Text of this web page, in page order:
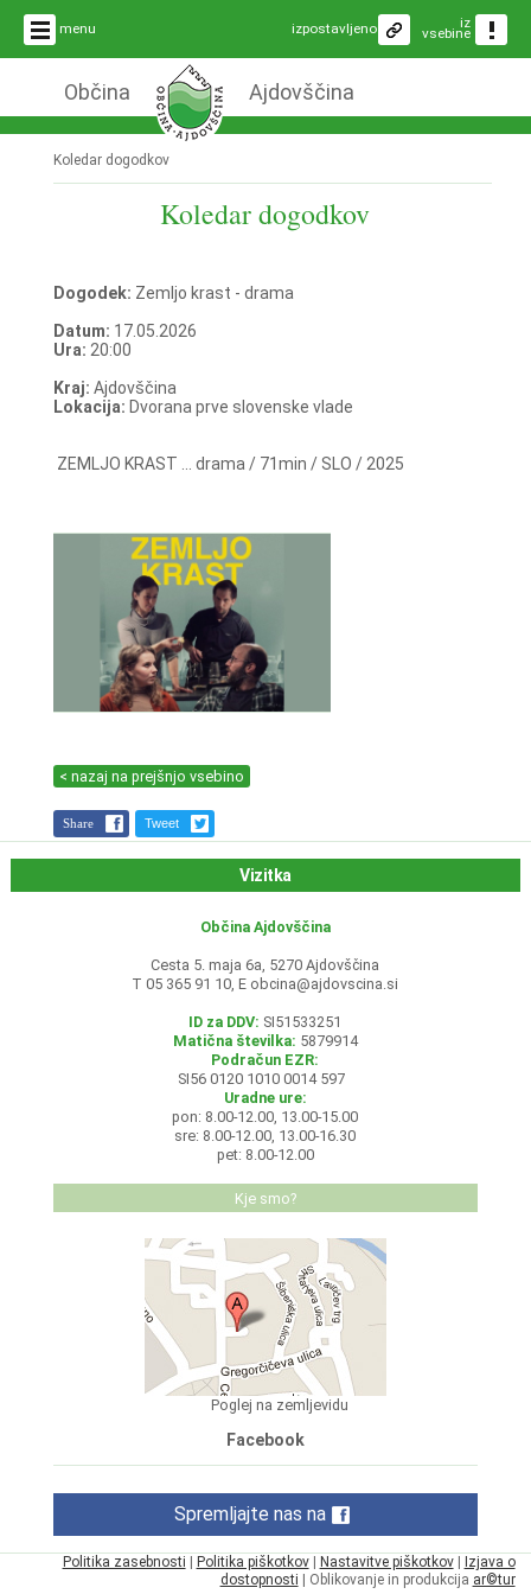
menu iz
vsebine
izpostavljeno
Občina Ajdovščina
Koledar dogodkov
Koledar dogodkov
Dogodek: Zemljo krast - drama
Datum: 17.05.2026
Ura: 20:00
Kraj: Ajdovščina
Lokacija: Dvorana prve slovenske vlade
ZEMLJO KRAST ... drama / 71min / SLO / 2025
< nazaj na prejšnjo vsebino
Share Tweet
Vizitka
Občina Ajdovščina
Cesta 5. maja 6a, 5270 Ajdovščina
T 05 365 91 10, E obcina@ajdovscina.si
ID za DDV: SI51533251
Matična številka: 5879914
Podračun EZR:
SI56 0120 1010 0014 597
Uradne ure:
pon: 8.00-12.00, 13.00-15.00
sre: 8.00-12.00, 13.00-16.30
pet: 8.00-12.00
Kje smo?
Poglej na zemljevidu
Facebook
Spremljajte nas na
Politika zasebnosti Politika piškotkov| Nastavitve piškotkov|
Izjava o
dostopnosti | Oblikovanje in produkcija ar©tur